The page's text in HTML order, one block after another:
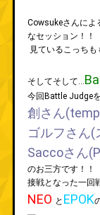
Cowsukeさんによ
なセッション！！
見ているこっちも
そしてそして…
今回Battle Judge
創さん
ゴルフさん(
Saccoさん
のお三方です！！
接戦となった一回
NEO と EPOK